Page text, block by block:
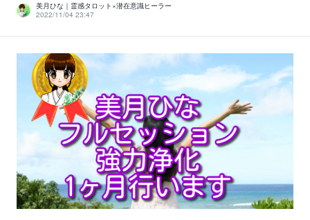
美月ひな｜霊感タロット×潜在意識ヒーラー
2022/11/04 23:47